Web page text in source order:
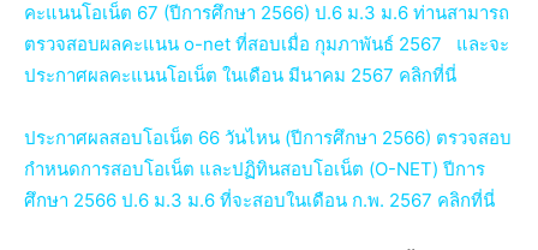
คะแนนโอเน็ต 67 (ปีการศึกษา 2566) ป.6 ม.3 ม.6 ท่านสามารถ
ตรวจสอบผลคะแนน o-net ที่สอบเมื่อ กุมภาพันธ์ 2567 และจะ
ประกาศผลคะแนนโอเน็ต ในเดือน มีนาคม 2567 คลิกที่นี่
ประกาศผลสอบโอเน็ต 66 วันไหน (ปีการศึกษา 2566) ตรวจสอบ
กำหนดการสอบโอเน็ต และปฏิทินสอบโอเน็ต (O-NET) ปีการ
ศึกษา 2566 ป.6 ม.3 ม.6 ที่จะสอบในเดือน ก.พ. 2567 คลิกที่นี่